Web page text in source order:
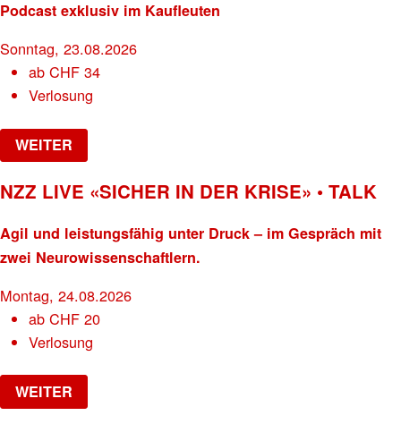
Podcast exklusiv im Kaufleuten
Sonntag, 23.08.2026
abCHF 34
Verlosung
WEITER
NZZ LIVE «SICHER IN DER KRISE» • TALK
Agil und leistungsfähig unter Druck – im Gespräch mit
zwei Neurowissenschaftlern.
Montag, 24.08.2026
abCHF 20
Verlosung
WEITER